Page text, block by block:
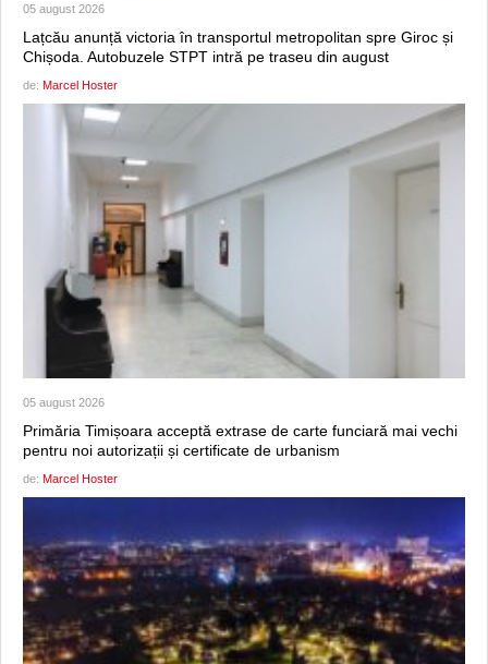
05 august 2026
Lațcău anunță victoria în transportul metropolitan spre Giroc și
Chișoda. Autobuzele STPT intră pe traseu din august
de: Marcel Hoster
05 august 2026
Primăria Timișoara acceptă extrase de carte funciară mai vechi
pentru noi autorizații și certificate de urbanism
de: Marcel Hoster